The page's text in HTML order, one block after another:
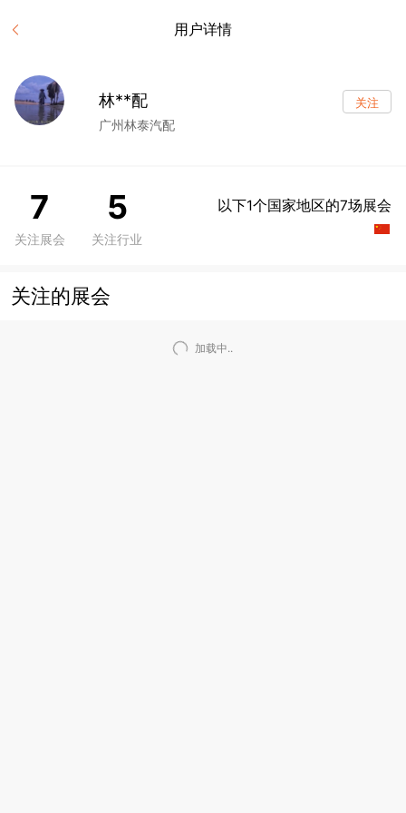
用户详情
林**配
广州林泰汽配
关注
7
关注展会
5
关注行业
以下1个国家地区的7场展会
关注的展会
加载中..